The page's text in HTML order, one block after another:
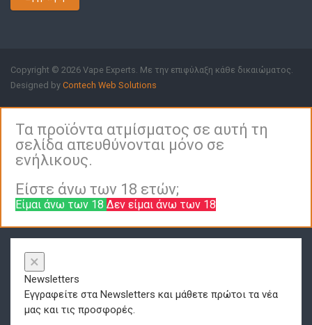
Copyright © 2026 Vape Experts. Με την επιφύλαξη κάθε δικαιώματος.
Designed by Contech Web Solutions
Τα προϊόντα ατμίσματος σε αυτή τη
σελίδα απευθύνονται μόνο σε
ενήλικους.
Είστε άνω των 18 ετών;
Είμαι άνω των 18 Δεν είμαι άνω των 18
×
Newsletters
Εγγραφείτε στα Newsletters και μάθετε πρώτοι τα νέα
μας και τις προσφορές.